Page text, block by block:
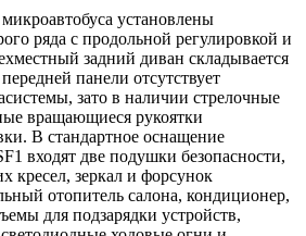
установлены
ряда с продольной регулировкой и
задний диван складывается
панели отсутствует
зато в наличии стрелочные
вращающиеся рукоятки
В стандартное оснащение
входят две подушки безопасности,
кресел, зеркал и форсунок
отопитель салона, кондиционер,
для подзарядки устройств,